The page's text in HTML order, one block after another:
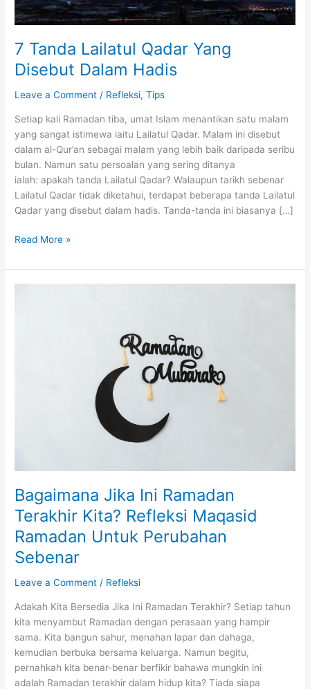
7 Tanda Lailatul Qadar Yang
Disebut Dalam Hadis
Leave a Comment / Refleksi,Tips
Setiap kali Ramadan tiba, umat Islam menantikan satu malam
yang sangat istimewa iaitu Lailatul Qadar. Malam ini disebut
dalam al-Qur’an sebagai malam yang lebih baik daripada seribu
bulan. Namun satu persoalan yang sering ditanya
ialah: apakah tanda Lailatul Qadar? Walaupun tarikh sebenar
Lailatul Qadar tidak diketahui, terdapat beberapa tanda Lailatul
Qadar yang disebut dalam hadis. Tanda-tanda ini biasanya […]
7
Lailatul
Qadar
Read More »
Bagaimana Jika Ini Ramadan
Terakhir Kita? Refleksi Maqasid
Ramadan Untuk Perubahan
Sebenar
Leave a Comment / Refleksi
Adakah Kita Bersedia Jika Ini Ramadan Terakhir? Setiap tahun
kita menyambut Ramadan dengan perasaan yang hampir
sama. Kita bangun sahur, menahan lapar dan dahaga,
kemudian berbuka bersama keluarga. Namun begitu,
pernahkah kita benar-benar berfikir bahawa mungkin ini
adalah Ramadan terakhir dalam hidup kita? Tiada siapa